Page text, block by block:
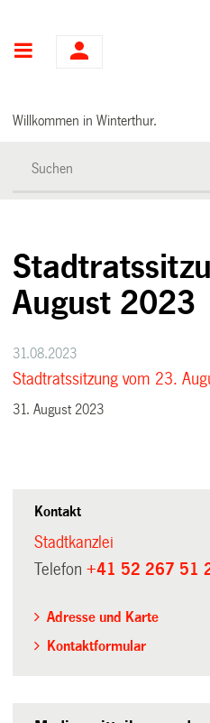
Hauptnavigation
Willkommen in Winterthur.
August 2023
31.08.2023
Stadtratssitzung vom 23.
31. August 2023
Kontakt
Stadtkanzlei
Telefon+41 52 267 51
Adresse und Karte
Kontaktformular